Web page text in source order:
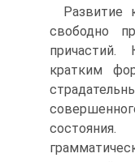
Развитие
свободно
причастий.
кратким